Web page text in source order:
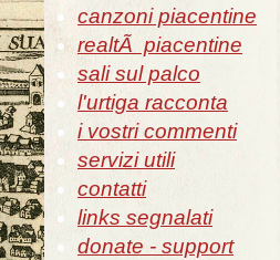
canzoni piacentine
realtÃ piacentine
sali sul palco
l'urtiga racconta
i vostri commenti
servizi utili
contatti
links segnalati
donate - support